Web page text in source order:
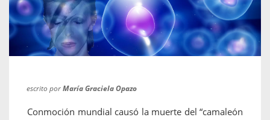
escrito porMaría Graciela Opazo
Conmoción mundial causó la muerte del “camaleón